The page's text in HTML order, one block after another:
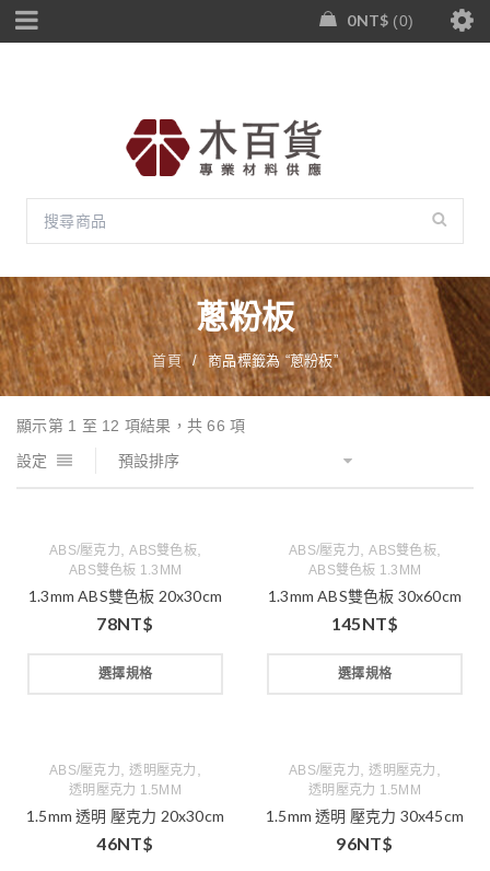
0NT$ 0
蔥粉板
首頁 / 商品標籤為 “蔥粉板”
顯示第 1 至 12 項結果，共 66 項
設定
預設排序
ABS/壓克力 ,ABS雙色板,
ABS雙色板 1.3MM
1.3mm ABS雙色板 20x30cm
78NT$
選擇規格
ABS/壓克力 ,ABS雙色板,
ABS雙色板 1.3MM
1.3mm ABS雙色板 30x60cm
145NT$
選擇規格
ABS/壓克力 ,透明壓克力
透明壓克力 1.5MM
1.5mm 透明 壓克力 20x30cm
46NT$
ABS/壓克力 ,透明壓克力
透明壓克力 1.5MM
1.5mm 透明 壓克力 30x45cm
96NT$